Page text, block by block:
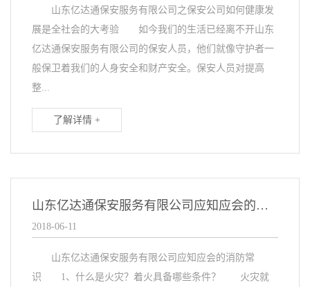
山东亿达通保安服务有限公司之保安公司如何健康发
展是全社会的大考验 如今我们的生活已经离不开山东
亿达通保安服务有限公司的保安人员，他们就像守护者一
般保卫着我们的人身安全和财产安全。保安人员对提高
整...
了解详情 +
山东亿达通保安服务有限公司应知应会的消防常识
2018-06-11
山东亿达通保安服务有限公司应知应会的消防常
识 1、什么是火灾？着火具备哪些条件？ 火灾就